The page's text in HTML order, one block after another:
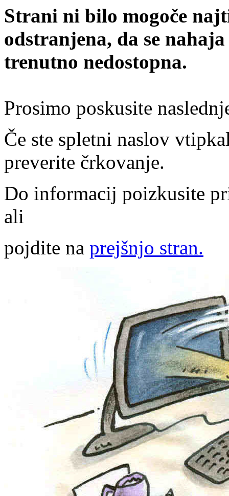
Strani ni bilo mogoče
odstranjena, da se
trenutno nedostopna.
Prosimo poskusite
Če ste spletni naslov
preverite črkovanje.
Do informacij poizkusite
ali
pojdite na prejšnjo stran.